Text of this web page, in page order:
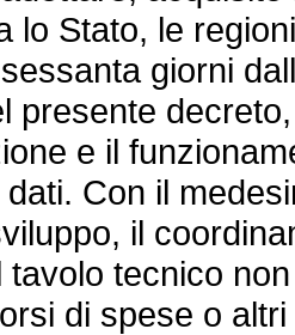
lo Stato, le
giorni
presente
e il
Con il
il
tavolo tecnico
di spese o